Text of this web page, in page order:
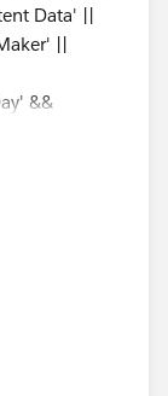
Data' ||
||
&&